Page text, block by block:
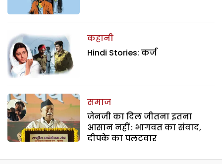
कहानी
Hindi Stories: कर्ज
समाज
जेनजी का दिल जीतना इतना
आसान नहीं : भागवत का संवाद,
दीपके का पलटवार